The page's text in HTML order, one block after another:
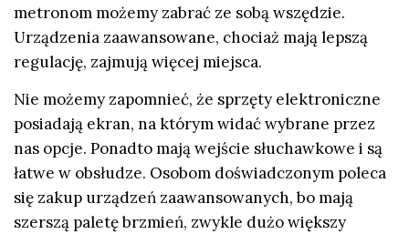
metronom możemy zabrać ze sobą wszędzie.
Urządzenia zaawansowane, chociaż mają lepszą
regulację, zajmują więcej miejsca.
Nie możemy zapomnieć, że sprzęty elektroniczne
posiadają ekran, na którym widać wybrane przez
nas opcje. Ponadto mają wejście słuchawkowe i są
łatwe w obsłudze. Osobom doświadczonym poleca
się zakup urządzeń zaawansowanych, bo mają
szerszą paletę brzmień, zwykle dużo większy